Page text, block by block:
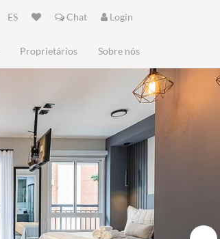
ES Chat Login
Proprietários Sobre nós